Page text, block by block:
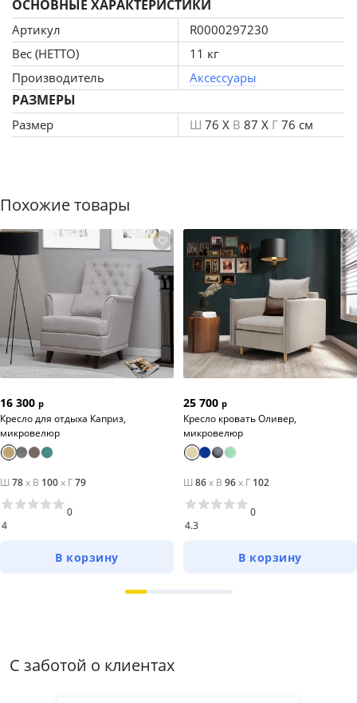
ОСНОВНЫЕ ХАРАКТЕРИСТИКИ
Артикул
R0000297230
Вес (НЕТТО)
11 кг
Производитель
Аксессуары
РАЗМЕРЫ
Размер Ш 76 X В 87 X Г 76 см
Похожие товары
16 300 р
Кресло для отдыха Каприз,
микровелюр
Ш 78x В 100x Г79
4
0
В корзину
25 700 р
Кресло кровать Оливер,
микровелюр
Ш 86x В 96x Г 102
4.3
0
В корзину
С заботой о клиентах